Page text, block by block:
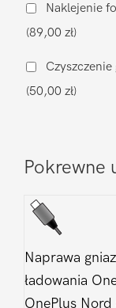
OnePlus
Nord
5
Naklejenie
(89,00 zł)
Czyszczenie
(50,00 zł)
Pokrewne
Naprawa
ładowania
OnePlus Nord